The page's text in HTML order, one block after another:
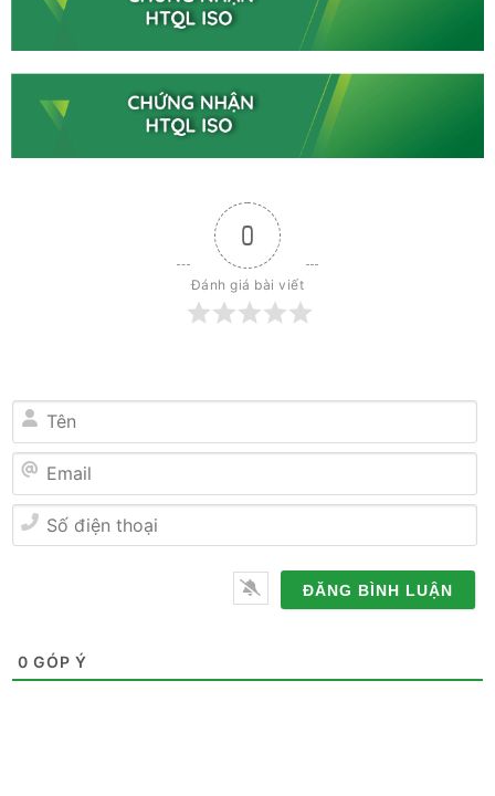
0
Đánh giá bài viết
Tên
Email
0 GÓP Ý